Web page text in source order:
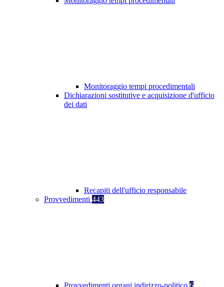
Monitoraggio tempi procedimentali
Dichiarazioni sostitutive e acquisizione d'ufficio
dei dati
Recapiti dell'ufficio responsabile
Provvedimenti 443